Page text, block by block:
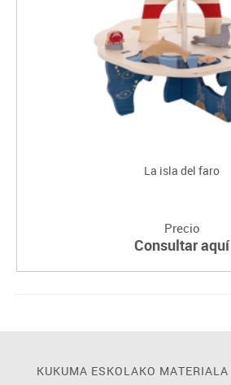
La isla del faro
Precio
Consultar aquí
KUKUMA ESKOLAKO MATERIALA